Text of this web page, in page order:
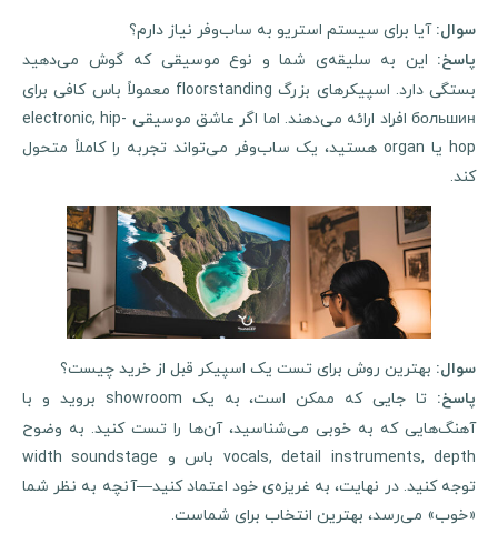
سوال:آیا برای سیستم استریو به ساب‌وفر نیاز دارم؟
پاسخ:این به سلیقه‌ی شما و نوع موسیقی که گوش می‌دهید
بستگی دارد. اسپیکرهای بزرگ floorstanding معمولاً باس کافی برای
большин افراد ارائه می‌دهند. اما اگر عاشق موسیقی electronic, hip-
hop یا organ هستید، یک ساب‌وفر می‌تواند تجربه را کاملاً متحول
کند.
سوال:بهترین روش برای تست یک اسپیکر قبل از خرید چیست؟
پاسخ:
تا جایی که ممکن است، به یک showroom بروید و با
آهنگ‌هایی که به خوبی می‌شناسید، آن‌ها را تست کنید. به وضوح
vocals, detail instruments, depth باس و width soundstage
توجه کنید. در نهایت، به غریزه‌ی خود اعتماد کنید—آنچه به نظر شما
«خوب» می‌رسد، بهترین انتخاب برای شماست.